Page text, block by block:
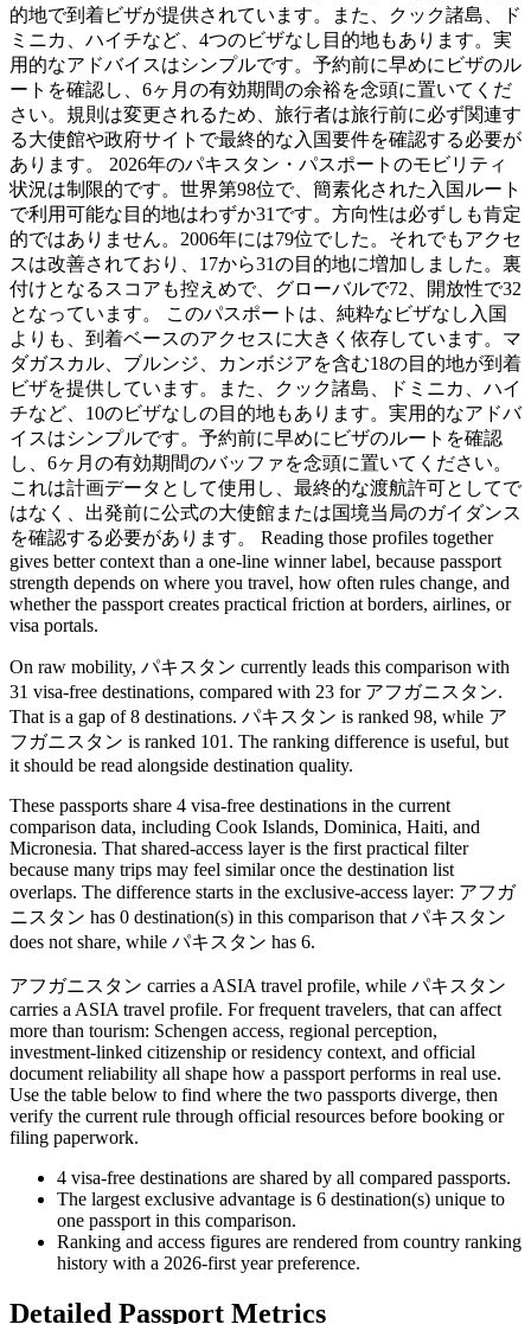
的地で到着ビザが提供されています。また、クック諸島、ド
ミニカ、ハイチなど、4つのビザなし目的地もあります。実
用的なアドバイスはシンプルです。予約前に早めにビザのル
ートを確認し、6ヶ月の有効期間の余裕を念頭に置いてくだ
さい。規則は変更されるため、旅行者は旅行前に必ず関連す
る大使館や政府サイトで最終的な入国要件を確認する必要が
あります。 2026年のパキスタン・パスポートのモビリティ
状況は制限的です。世界第98位で、簡素化された入国ルート
で利用可能な目的地はわずか31です。方向性は必ずしも肯定
的ではありません。2006年には79位でした。それでもアクセ
スは改善されており、17から31の目的地に増加しました。裏
付けとなるスコアも控えめで、グローバルで72、開放性で32
となっています。 このパスポートは、純粋なビザなし入国
よりも、到着ベースのアクセスに大きく依存しています。マ
ダガスカル、ブルンジ、カンボジアを含む18の目的地が到着
ビザを提供しています。また、クック諸島、ドミニカ、ハイ
チなど、10のビザなしの目的地もあります。実用的なアドバ
イスはシンプルです。予約前に早めにビザのルートを確認
し、6ヶ月の有効期間のバッファを念頭に置いてください。
これは計画データとして使用し、最終的な渡航許可としてで
はなく、出発前に公式の大使館または国境当局のガイダンス
を確認する必要があります。 Reading those profiles together
gives better context than a one-line winner label, because passport
strength depends on where you travel, how often rules change, and
whether the passport creates practical friction at borders, airlines, or
visa portals.
On raw mobility, パキスタン currently leads this comparison with
31 visa-free destinations, compared with 23 for アフガニスタン.
That is a gap of 8 destinations. パキスタン is ranked 98, while ア
フガニスタン is ranked 101. The ranking difference is useful, but
it should be read alongside destination quality.
These passports share 4 visa-free destinations in the current
comparison data, including Cook Islands, Dominica, Haiti, and
Micronesia. That shared-access layer is the first practical filter
because many trips may feel similar once the destination list
overlaps. The difference starts in the exclusive-access layer: アフガ
ニスタン has 0 destination(s) in this comparison that パキスタン
does not share, while パキスタン has 6.
アフガニスタン carries a ASIA travel profile, while パキスタン
carries a ASIA travel profile. For frequent travelers, that can affect
more than tourism: Schengen access, regional perception,
investment-linked citizenship or residency context, and official
document reliability all shape how a passport performs in real use.
Use the table below to find where the two passports diverge, then
verify the current rule through official resources before booking or
filing paperwork.
4 visa-free destinations are shared by all compared passports.
The largest exclusive advantage is 6 destination(s) unique to
one passport in this comparison.
Ranking and access figures are rendered from country ranking
history with a 2026-first year preference.
Detailed Passport Metrics